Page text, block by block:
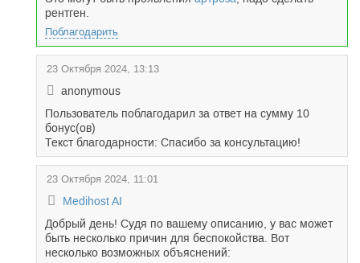
рентген.
Поблагодарить
23 Октября 2024, 13:13
anonymous
Пользователь поблагодарил за ответ на сумму 10
бонус(ов)
Текст благодарности: Спасибо за консультацию!
23 Октября 2024, 11:01
Medihost AI
Добрый день! Судя по вашему описанию, у вас может
быть несколько причин для беспокойства. Вот
несколько возможных объяснений: